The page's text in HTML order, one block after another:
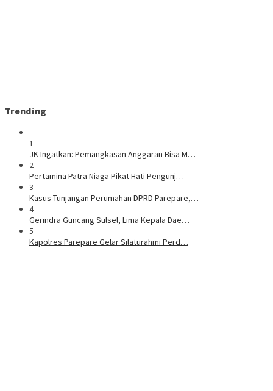
Trending
1
JK Ingatkan: Pemangkasan Anggaran Bisa M…
2
Pertamina Patra Niaga Pikat Hati Pengunj…
3
Kasus Tunjangan Perumahan DPRD Parepare,…
4
Gerindra Guncang Sulsel, Lima Kepala Dae…
5
Kapolres Parepare Gelar Silaturahmi Perd…